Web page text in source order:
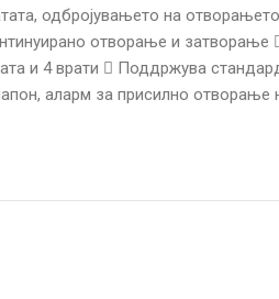
одбројувањето на
отворање и
и 4 врати  Поддржува
аларм за присилно отворање